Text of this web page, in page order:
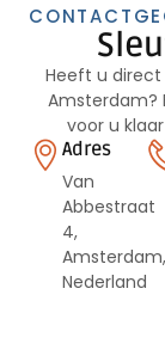
Heeft u
Amsterdam?
voor u
Adres
Van
Abbestraat
4,
Amsterdam,
Nederland